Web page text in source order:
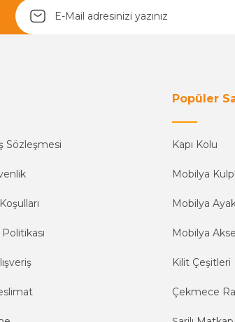
Sözleşmesi
Popüler
Kapı Kolu
Mobilya
Mobilya
Mobilya
Kilit Çeşitleri
Çekmece